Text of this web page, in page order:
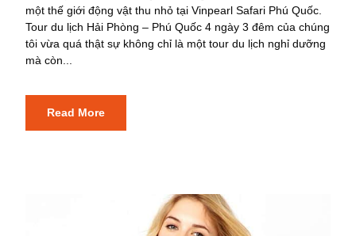
một thế giới động vật thu nhỏ tại Vinpearl Safari Phú Quốc.
Tour du lịch Hải Phòng – Phú Quốc 4 ngày 3 đêm của chúng
tôi vừa quá thật sự không chỉ là một tour du lịch nghỉ dưỡng
mà còn...
Read More